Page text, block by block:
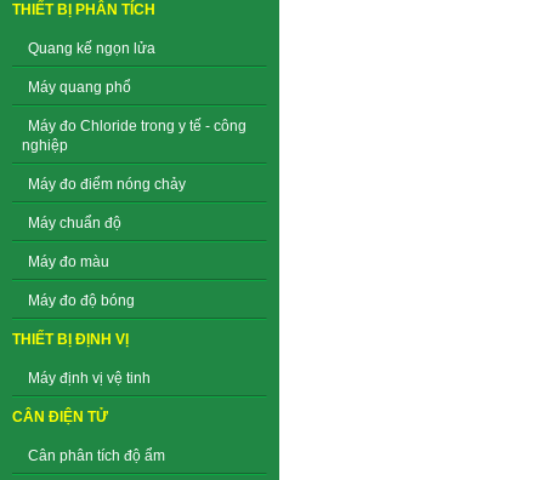
THIẾT BỊ PHÂN TÍCH
Quang kế ngọn lửa
Máy quang phổ
Máy đo Chloride trong y tế - công
nghiệp
Máy đo điểm nóng chảy
Máy chuẩn độ
Máy đo màu
Máy đo độ bóng
THIẾT BỊ ĐỊNH VỊ
Máy định vị vệ tinh
CÂN ĐIỆN TỬ
Cân phân tích độ ẩm